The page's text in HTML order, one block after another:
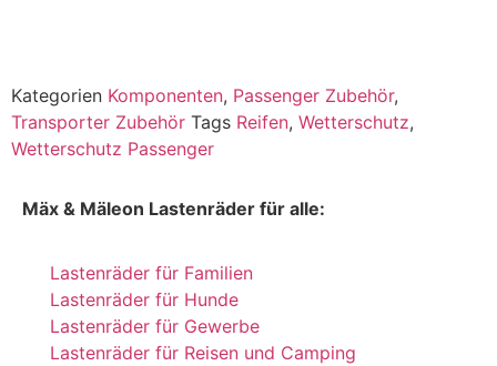
Kategorien Komponenten, Passenger Zubehör,
Transporter Zubehör Tags Reifen, Wetterschutz,
Wetterschutz Passenger
Mäx & Mäleon Lastenräder für alle:
Lastenräder für Familien
Lastenräder für Hunde
Lastenräder für Gewerbe
Lastenräder für Reisen und Camping